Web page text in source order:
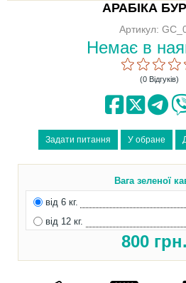
АРАБІКА
Артикул:
Немає в
(0 Відгуків)
Вага зеленої
від 6 кг.
від 12 кг.
800 грн.